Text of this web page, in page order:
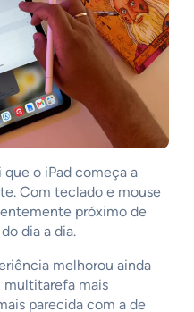
que o iPad começa a
Com teclado e mouse
próximo de
dia a dia.
melhorou ainda
multitarefa mais
parecida com a de